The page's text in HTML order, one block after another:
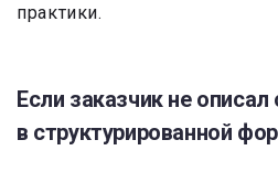
практики.
Если заказчик не
в структурированной